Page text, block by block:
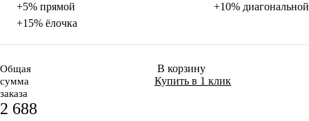
+5% прямой
+10% диагональной
+15% ёлочка
Общая
сумма
заказа
2 688
В корзину
Купить в 1 клик